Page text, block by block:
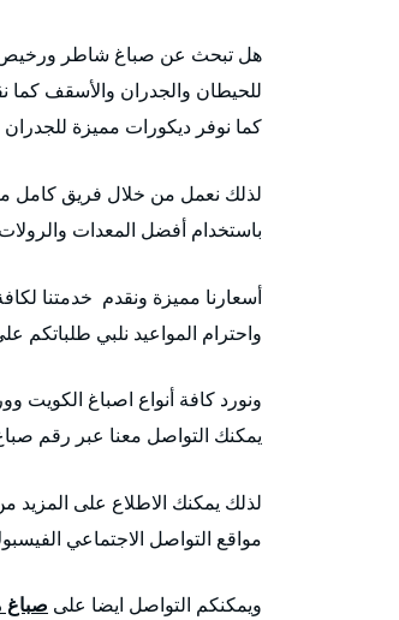
هل تبحث عن صباغ شاطر ورخيص
للحيطان والجدران والأسقف
كما نوفر ديكورات مميزة
لذلك نعمل من خلال فريق كامل
باستخدام أفضل المعدات
أسعارنا مميزة ونقدم خدمتنا
واحترام المواعيد نلبي طلباتكم على مدار 24 ساعة وطيلة أيام الأسبوع ونعمل
ونورد كافة أنواع اصباغ الكويت
يمكنك التواصل معنا عبر رقم صباغ
لذلك يمكنك الاطلاع على المزيد
مواقع التواصل الاجتماعي
ويمكنكم التواصل ايضا على صباغ